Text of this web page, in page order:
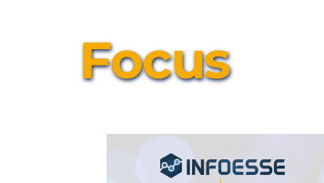
Focus